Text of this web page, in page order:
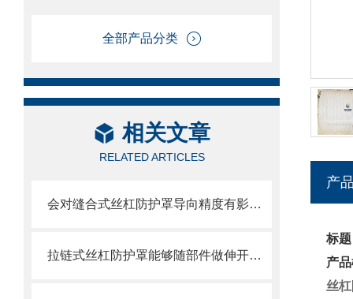
全部产品分类
相关文章
RELATED ARTICLES
会对缝合式丝杠防护罩导向精度有影响的因素都有哪些？
拉链式丝杠防护罩能够随部件做伸开或压缩运动
产
标
产
丝